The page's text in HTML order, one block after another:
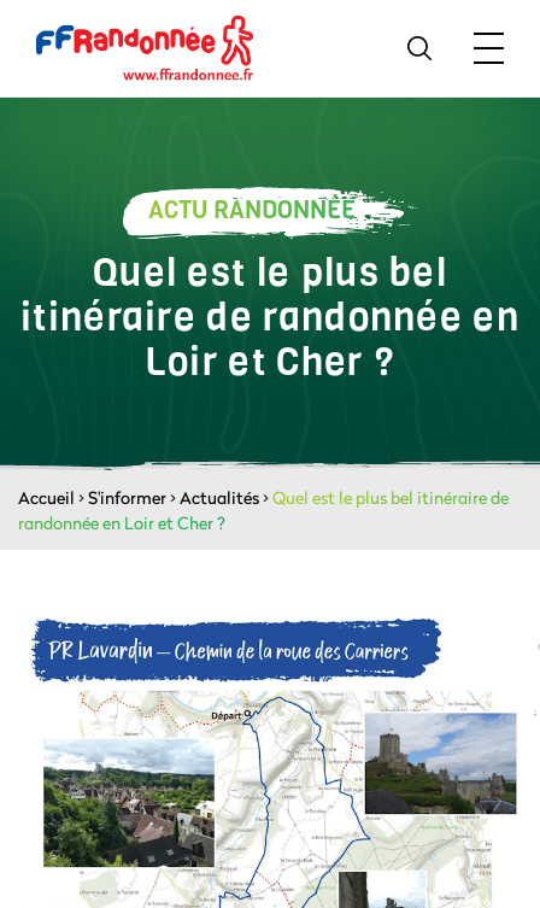
ACTU RANDONNÉE
Quel est le plus bel
itinéraire de randonnée en
Loir et Cher ?
Accueil >S'informer>Actualités>Quel est le plus bel itinéraire de
randonnée en Loir et Cher ?